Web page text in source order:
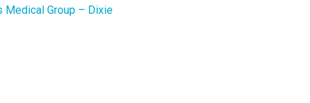
Medical Group – Dixie